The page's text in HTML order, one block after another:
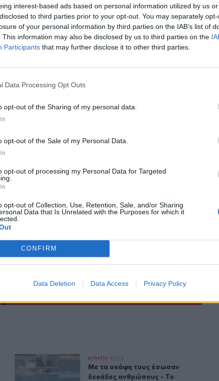
interest-based ads based on personal information utilized by us
to third parties prior to your opt-out. You may separately
of your personal information by third parties on the IAB’s list of
This information may also be disclosed by us to third parties on the
Participants that may further disclose it to other third parties.
Data Processing Opt Outs
opt-out of the Sharing of my personal data.
opt-out of the Sale of my Personal Data.
opt-out of processing my Personal Data for Targeted
opt-out of Collection, Use, Retention, Sale, and/or Sharing
Data that Is Unrelated with the Purposes for which it
CONFIRM
Data Deletion Data Access Privacy Policy
ανάδοχος - Άμεσα οι εξελίξεις
Google Newsκαι στοFacebook
μας στοYouTube
Γιώργος Φλωρίδης
του CRETALIVE
ΕΊΔΗΣΗ
λιμάνι με ασφάλεια 1.123 επιβάτες
Ηράκλειο - Στο λιμάνι με ασφάλεια 1.123 επιβάτες
Με τα σκάφη τους έσωσαν δεκάδες ανθρώπους - Το
ΚΡΗΤΗ 12:23
Με τα σκάφη τους έσωσαν δεκάδες
Με τα σκάφη τους έσωσαν
δεκάδες ανθρώπους - Το